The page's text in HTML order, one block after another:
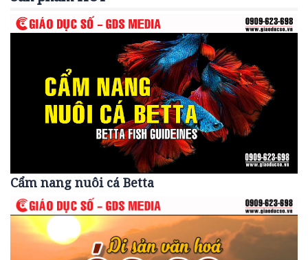
Cẩm nang nuôi cá Betta